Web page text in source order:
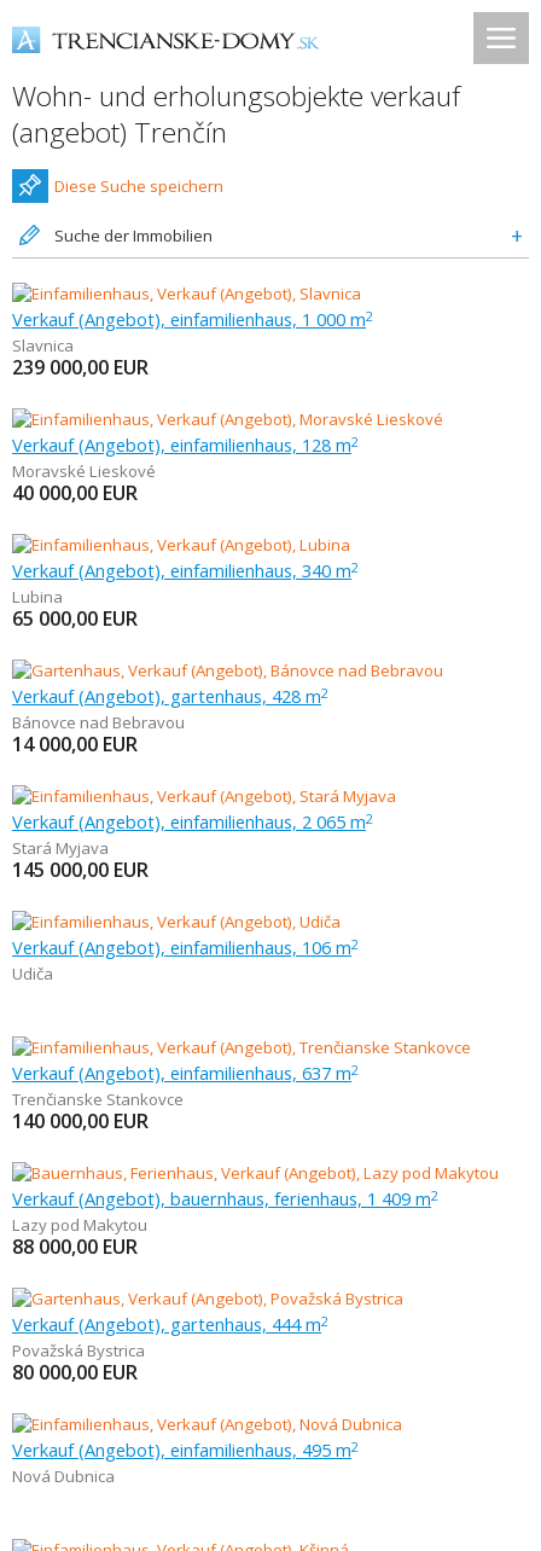
Wohn- und erholungsobjekte verkauf
(angebot) Trenčín
Diese Suche speichern
Suche der Immobilien
Verkauf (Angebot), einfamilienhaus, 1 000 m2
Slavnica
239 000,00 EUR
Verkauf (Angebot), einfamilienhaus, 128 m2
Moravské Lieskové
40 000,00 EUR
Verkauf (Angebot), einfamilienhaus, 340 m2
Lubina
65 000,00 EUR
Verkauf (Angebot), gartenhaus, 428 m2
Bánovce nad Bebravou
14 000,00 EUR
Verkauf (Angebot), einfamilienhaus, 2 065 m2
Stará Myjava
145 000,00 EUR
Verkauf (Angebot), einfamilienhaus, 106 m2
Udiča
Verkauf (Angebot), einfamilienhaus, 637 m2
Trenčianske Stankovce
140 000,00 EUR
Verkauf (Angebot), bauernhaus, ferienhaus, 1 409 m2
Lazy pod Makytou
88 000,00 EUR
Verkauf (Angebot), gartenhaus, 444 m2
Považská Bystrica
80 000,00 EUR
Verkauf (Angebot), einfamilienhaus, 495 m2
Nová Dubnica